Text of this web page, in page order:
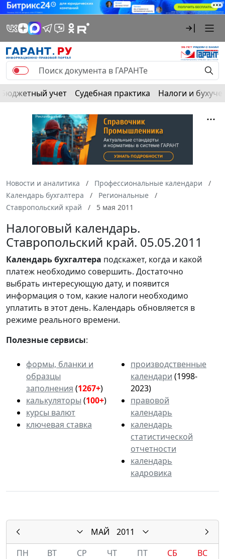
Бюджетный учет Судебная практика Налоги и
Новости и аналитика
Профессиональные календари
Календарь бухгалтера
Региональные
Ставропольский край
5 мая 2011
Налоговый календарь.
Ставропольский край. 05.05.2011
Календарьбухгалтера подскажет, когда и какой
платеж необходимо совершить. Достаточно
выбрать интересующую дату, и появится
информация о том, какие налоги необходимо
уплатить в этот день. Календарь обновляется в
режиме реального времени.
Полезные сервисы:
формы, бланки и
образцы
заполнения (1267+)
калькуляторы (100+)
курсы валют
ключевая ставка
производственные
календари (1998-
2023)
правовой
календарь
календарь
статистической
отчетности
календарь
кадровика
МАЙ
2011
ПН
ВТ СР ЧТ ПТ СБ
ВС